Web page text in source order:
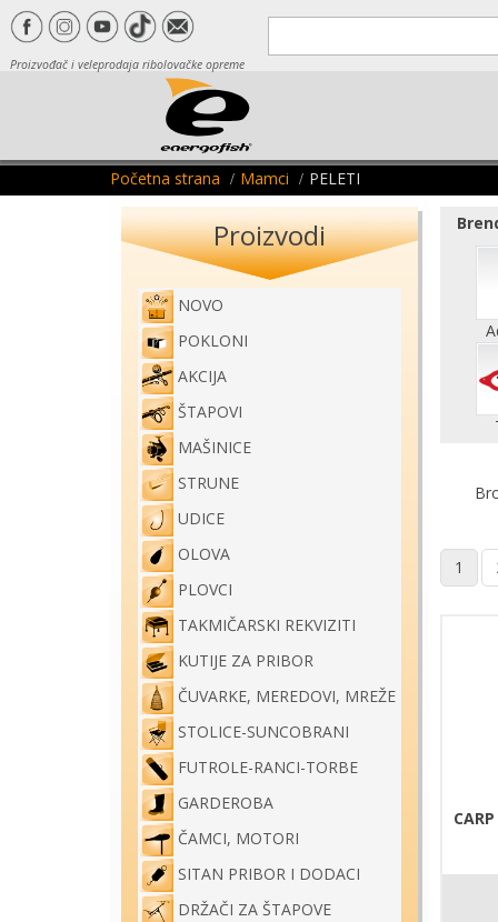
Proizvođač i veleprodaja ribolovačke opreme
Početna strana Mamci PELETI
Proizvodi
NOVO
POKLONI
AKCIJA
ŠTAPOVI
MAŠINICE
STRUNE
UDICE
OLOVA
PLOVCI
TAKMIČARSKI REKVIZITI
KUTIJE ZA PRIBOR
ČUVARKE, MEREDOVI, MREŽE
STOLICE-SUNCOBRANI
FUTROLE-RANCI-TORBE
GARDEROBA
ČAMCI, MOTORI
SITAN PRIBOR I DODACI
DRŽAČI ZA ŠTAPOVE
1